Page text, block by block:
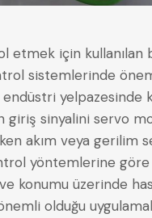
etmek için
sistemlerinde
yelpazesinde
sinyalini servo
akım veya gerilim
yöntemlerine göre
konumu üzerinde
olduğu